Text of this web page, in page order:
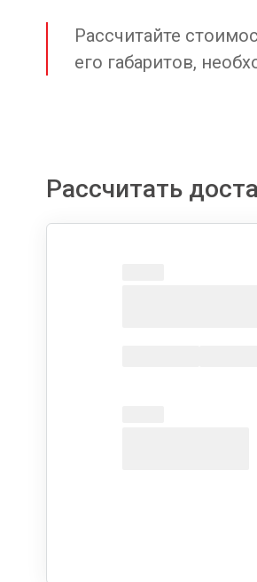
Рассчитайте
его габаритов,
Рассчитать